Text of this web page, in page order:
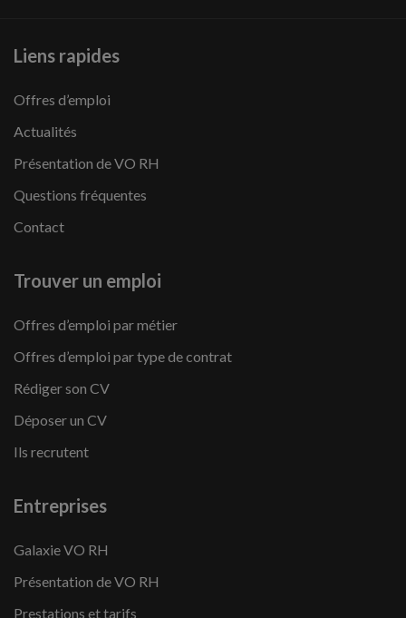
Liens rapides
Offres d’emploi
Actualités
Présentation de VO RH
Questions fréquentes
Contact
Trouver un emploi
Offres d’emploi par métier
Offres d’emploi par type de contrat
Rédiger son CV
Déposer un CV
Ils recrutent
Entreprises
Galaxie VO RH
Présentation de VO RH
Prestations et tarifs